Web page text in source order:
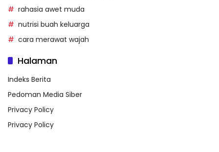
rahasia awet muda
nutrisi buah keluarga
cara merawat wajah
Halaman
Indeks Berita
Pedoman Media Siber
Privacy Policy
Privacy Policy